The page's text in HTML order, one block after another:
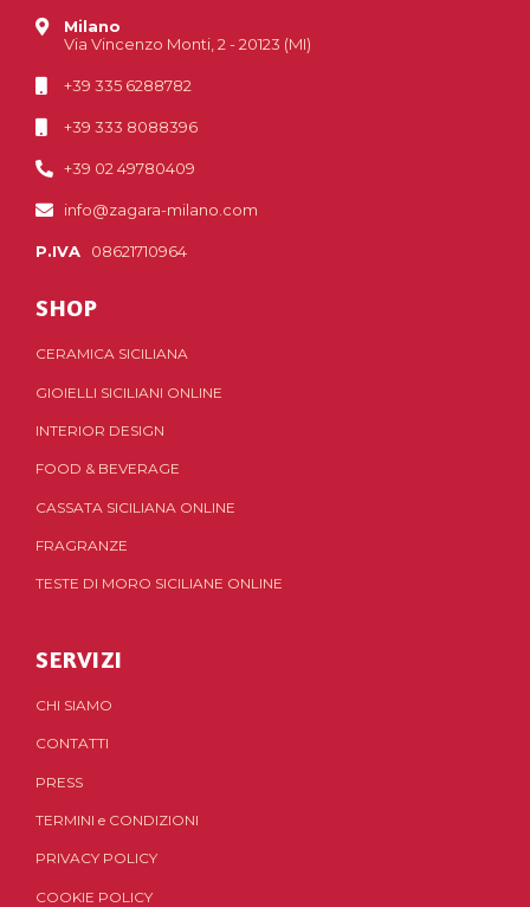
Milano
Via Vincenzo Monti, 2 - 20123 (MI)
+39 335 6288782
+39 333 8088396
+39 02 49780409
info@zagara-milano.com
P.IVA 08621710964
SHOP
CERAMICA SICILIANA
GIOIELLI SICILIANI ONLINE
INTERIOR DESIGN
FOOD & BEVERAGE
CASSATA SICILIANA ONLINE
FRAGRANZE
TESTE DI MORO SICILIANE ONLINE
SERVIZI
CHI SIAMO
CONTATTI
PRESS
TERMINI e CONDIZIONI
PRIVACY POLICY
COOKIE POLICY